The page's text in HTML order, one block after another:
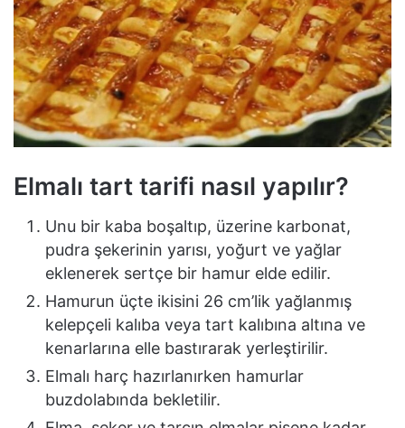
Elmalı tart tarifi nasıl yapılır?
Unu bir kaba boşaltıp, üzerine karbonat,
pudra şekerinin yarısı, yoğurt ve yağlar
eklenerek sertçe bir hamur elde edilir.
Hamurun üçte ikisini 26 cm’lik yağlanmış
kelepçeli kalıba veya tart kalıbına altına ve
kenarlarına elle bastırarak yerleştirilir.
Elmalı harç hazırlanırken hamurlar
buzdolabında bekletilir.